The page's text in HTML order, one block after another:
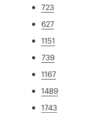
723
627
1151
739
1167
1489
1743